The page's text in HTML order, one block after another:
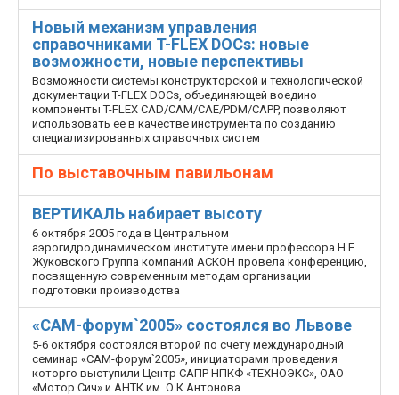
Новый механизм управления
справочниками T-FLEX DOCs: новые
возможности, новые перспективы
Возможности системы конструкторской и технологической
документации T-FLEX DOCs, объединяющей воедино
компоненты T-FLEX CAD/CAM/CAE/PDM/CAPP, позволяют
использовать ее в качестве инструмента по созданию
специализированных справочных систем
По выставочным павильонам
ВЕРТИКАЛЬ набирает высоту
6 октября 2005 года в Центральном
аэрогидродинамическом институте имени профессора Н.Е.
Жуковского Группа компаний АСКОН провела конференцию,
посвященную современным методам организации
подготовки производства
«САМ-форум`2005» состоялся во Львове
5-6 октября состоялся второй по счету международный
семинар «САМ-форум`2005», инициаторами проведения
которго выступили Центр САПР НПКФ «ТЕХНОЭКС», ОАО
«Мотор Сич» и АНТК им. О.К.Антонова